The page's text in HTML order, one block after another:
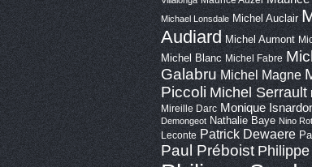
Michael Lonsdale Michel Auclair
Audiard Michel Aumont
Michel Blanc Michel Fabre
Galabru Michel Magne
Piccoli Michel Serrault
Mireille Darc Monique
Demongeot Nathalie Baye Nino
Leconte Patrick Dewaere
Paul Préboist